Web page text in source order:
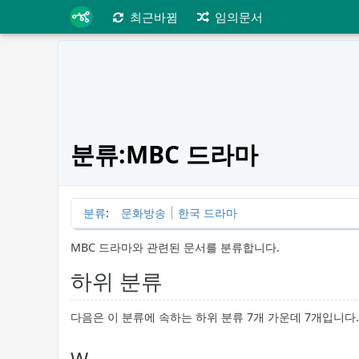
최근바뀜 임의문서
분류:MBC 드라마
분류: 문화방송 한국 드라마
MBC 드라마와 관련된 문서를 분류합니다.
하위 분류
다음은 이 분류에 속하는 하위 분류 7개 가운데 7개입니다.